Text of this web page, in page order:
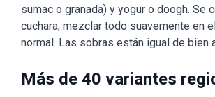
sumac o granada) y yogur o doogh. Se
cuchara; mezclar todo suavemente en
normal. Las sobras están igual de bien
Más de 40 variantes